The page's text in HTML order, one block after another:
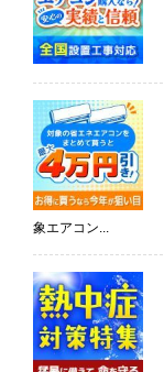
象エアコン...